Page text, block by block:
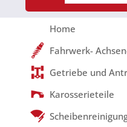
Home
Fahrwerk-
Getriebe und
Karosserieteile